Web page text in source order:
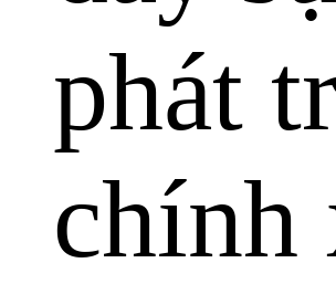
phát
chính